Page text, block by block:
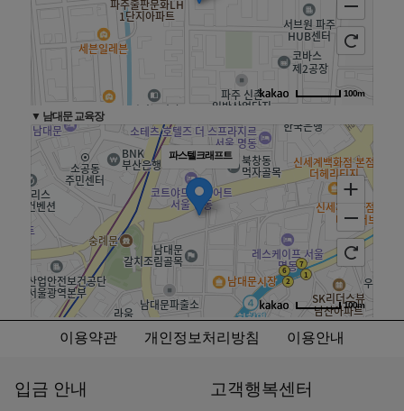
100m
▼ 남대문 교육장
파스텔크래프트
100m
이용약관 개인정보처리방침 이용안내
입금 안내 고객행복센터